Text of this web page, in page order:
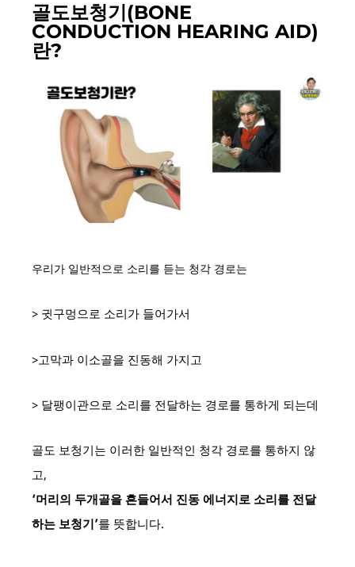
골도보청기(BONE
CONDUCTION HEARING AID)
란?
우리가 일반적으로 소리를 듣는 청각 경로는
> 귓구멍으로 소리가 들어가서
>고막과 이소골을 진동해 가지고
> 달팽이관으로 소리를 전달하는 경로를 통하게 되는데
골도 보청기는 이러한 일반적인 청각 경로를 통하지 않
고,
‘머리의 두개골을 흔들어서 진동 에너지로 소리를 전달
하는 보청기’를 뜻합니다.